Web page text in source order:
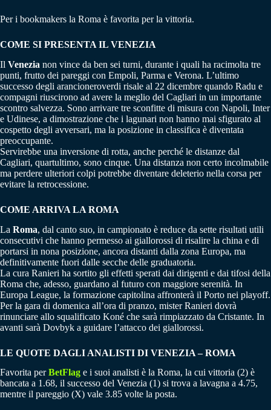
Per i bookmakers la Roma è favorita per la vittoria.
COME SI PRESENTA IL VENEZIA
Il Venezia non vince da ben sei turni, durante i quali ha racimolta tre
punti, frutto dei pareggi con Empoli, Parma e Verona. L’ultimo
successo degli arancioneroverdi risale al 22 dicembre quando Radu e
compagni riuscirono ad avere la meglio del Cagliari in un importante
scontro salvezza. Sono arrivare tre sconfitte di misura con Napoli, Inter
e Udinese, a dimostrazione che i lagunari non hanno mai sfigurato al
cospetto degli avversari, ma la posizione in classifica è diventata
preoccupante.
Servirebbe una inversione di rotta, anche perché le distanze dal
Cagliari, quartultimo, sono cinque. Una distanza non certo incolmabile
ma perdere ulteriori colpi potrebbe diventare deleterio nella corsa per
evitare la retrocessione.
COME ARRIVA LA ROMA
La Roma, dal canto suo, in campionato è reduce da sette risultati utili
consecutivi che hanno permesso ai giallorossi di risalire la china e di
portarsi in nona posizione, ancora distanti dalla zona Europa, ma
definitivamente fuori dalle secche delle graduatoria.
La cura Ranieri ha sortito gli effetti sperati dai dirigenti e dai tifosi della
Roma che, adesso, guardano al futuro con maggiore serenità. In
Europa League, la formazione capitolina affronterà il Porto nei playoff.
Per la gara di domenica all’ora di pranzo, mister Ranieri dovrà
rinunciare allo squalificato Koné che sarà rimpiazzato da Cristante. In
avanti sarà Dovbyk a guidare l’attacco dei giallorossi.
LE QUOTE DAGLI ANALISTI DI VENEZIA – ROMA
Favorita perBetFlag e i suoi analisti è la Roma, la cui vittoria (2) è
bancata a 1.68, il successo del Venezia (1) si trova a lavagna a 4.75,
mentre il pareggio (X) vale 3.85 volte la posta.